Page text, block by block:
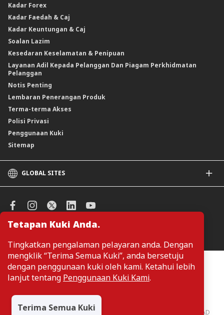
Tetapan Kuki Anda.
Tingkatkan pengalaman pelayaran anda. Dengan
mengklik “Terima Semua Kuki”, anda bersetuju
dengan penggunaan kuki oleh kami. Ketahui lebih
lanjut tentang Penggunaan Kuki Kami.
Terima Semua Kuki
Kadar Forex
Kadar Faedah & Caj
Kadar Keuntungan & Caj
Soalan Lazim
Kesedaran Keselamatan & Penipuan
Layanan Adil Kepada Pelanggan Dan Piagam Perkhidmatan
Pelanggan
Notis Penting
Lembaran Penerangan Produk
Terma-terma Akses
Polisi Privasi
Penggunaan Kuki
Sitemap
GLOBAL SITES
CIMB Islamic
CIMB Bank (SG)
CIMB Bank (KH)
CIMB Thai
CIMB Bank (PH)
Pelanggan tidak perlu memberikan butiran peribadi ketika melayari
atau mengakses maklumat berkaitan produk dan perkhidmatan di
laman web. Butiran perbadi hanya diperlukan sekiranya pelanggan
produk atau perkhidmatan.
CIMB Bank: All rights reserved. Copyright © 2026 CIMB BANK BERHAD